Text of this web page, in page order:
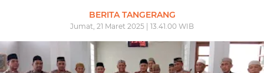
BERITA TANGERANG
Jumat, 21 Maret 2025 | 13.41.00 WIB